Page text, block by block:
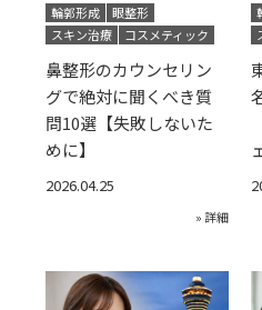
輪郭形成
眼整形
スキン治療
コスメティック
鼻整形のカウンセリン
グで絶対に聞くべき質
問10選【失敗しないた
めに】
2026.04.25
» 詳細